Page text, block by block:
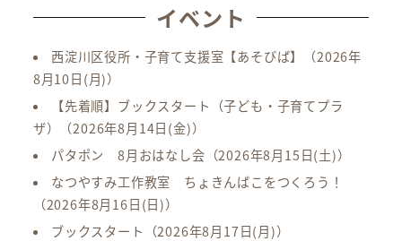
イベント
西淀川区役所・子育て支援室【あそびば】
（2026年
8月10日(月)）
【先着順】ブックスタート（子ども・子育てプラ
ザ）
（2026年8月14日(金)）
パタポン 8月おはなし会 （2026年8月15日(土)）
なつやすみ工作教室 ちょきんばこをつくろう！
（2026年8月16日(日)）
ブックスタート
（2026年8月17日(月)）